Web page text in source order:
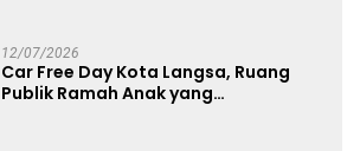
12/07/2026
Car Free Day Kota Langsa, Ruang
Publik Ramah Anak yang